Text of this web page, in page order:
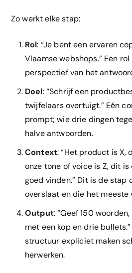
Zo werkt elke stap:
Rol: “Je bent een ervaren
Vlaamse webshops.” Een
perspectief van het
Doel: “Schrijf een
twijfelaars overtuigt.” Eén
prompt; wie drie dingen
halve antwoorden.
Context: “Het product is X,
onze tone of voice is Z, dit
goed vinden.” Dit is de stap
overslaat en die het meeste
Output: “Geef 150
met een kop en drie
structuur expliciet maken
herwerken.